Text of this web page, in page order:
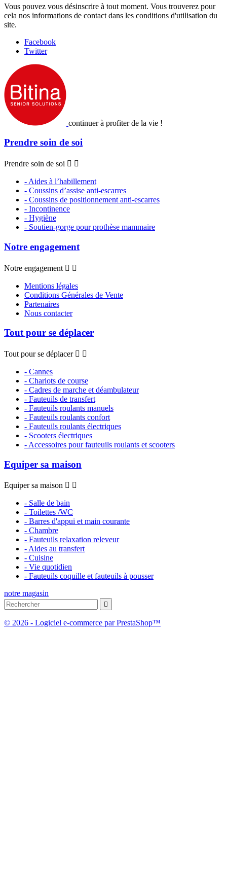
Vous pouvez vous désinscrire à tout moment. Vous trouverez pour
cela nos informations de contact dans les conditions d'utilisation du
site.
Facebook
Twitter
continuer à profiter de la vie !
Prendre soin de soi
Prendre soin de soi  
- Aides à l’habillement
- Coussins d’assise anti-escarres
- Coussins de positionnement anti-escarres
- Incontinence
- Hygiène
- Soutien-gorge pour prothèse mammaire
Notre engagement
Notre engagement  
Mentions légales
Conditions Générales de Vente
Partenaires
Nous contacter
Tout pour se déplacer
Tout pour se déplacer  
- Cannes
- Chariots de course
- Cadres de marche et déambulateur
- Fauteuils de transfert
- Fauteuils roulants manuels
- Fauteuils roulants confort
- Fauteuils roulants électriques
- Scooters électriques
- Accessoires pour fauteuils roulants et scooters
Equiper sa maison
Equiper sa maison  
- Salle de bain
- Toilettes /WC
- Barres d'appui et main courante
- Chambre
- Fauteuils relaxation releveur
- Aides au transfert
- Cuisine
- Vie quotidien
- Fauteuils coquille et fauteuils à pousser
notre magasin

© 2026 - Logiciel e-commerce par PrestaShop™